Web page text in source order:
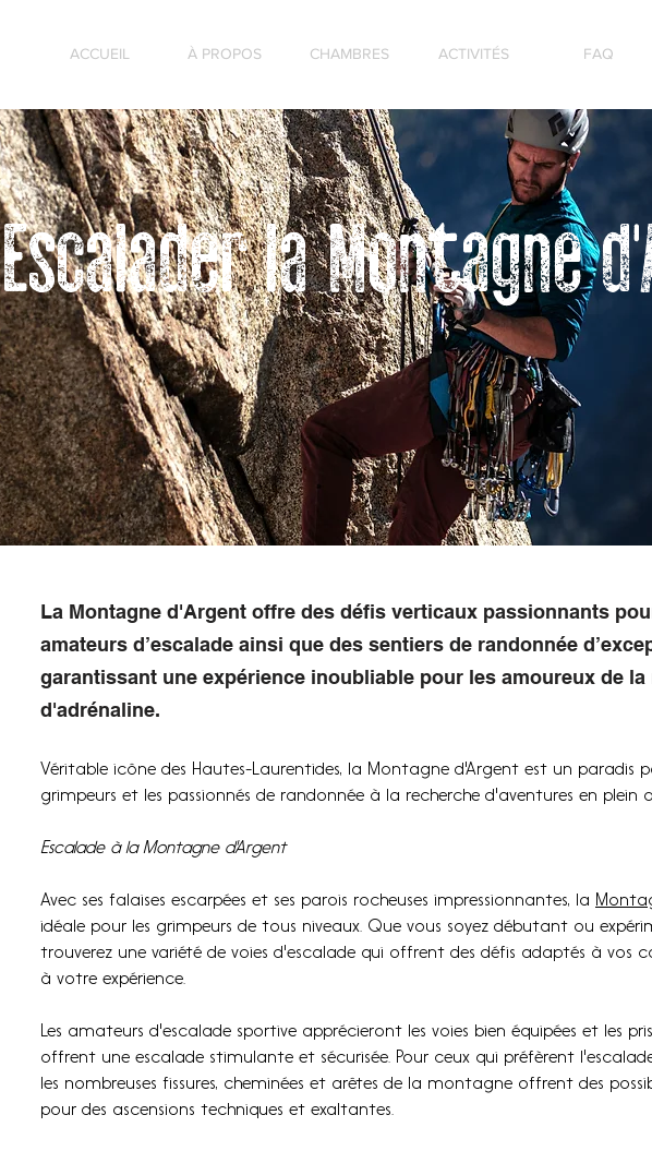
ACCUEIL À PROPOS CHAMBRES ACTIVITÉS FAQ
Escalader la Montagne
La Montagne d'Argent offre des défis verticaux passionnants
amateurs d’escalade ainsi que des sentiers de randonnée
garantissant une expérience inoubliable pour les amoureux de la
d'adrénaline.
Véritable icône des Hautes-Laurentides, la Montagne d'Argent est un paradis
grimpeurs et les passionnés de randonnée à la recherche d'aventures en plein
Escalade à la Montagne d'Argent
Avec ses falaises escarpées et ses parois rocheuses impressionnantes, la
idéale pour les grimpeurs de tous niveaux. Que vous soyez débutant ou
trouverez une variété de voies d'escalade qui offrent des défis adaptés à vos
à votre expérience.
Les amateurs d'escalade sportive apprécieront les voies bien équipées et les
offrent une escalade stimulante et sécurisée. Pour ceux qui préfèrent
les nombreuses fissures, cheminées et arêtes de la montagne offrent des
pour des ascensions techniques et exaltantes.